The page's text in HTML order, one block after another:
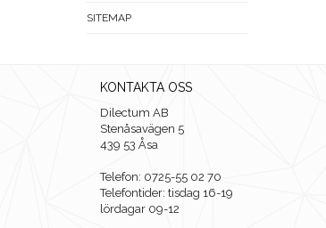
SITEMAP
KONTAKTA OSS
Dilectum AB
Stenåsavägen 5
439 53 Åsa
Telefon: 0725-55 02 70
Telefontider: tisdag 16-19
lördagar 09-12